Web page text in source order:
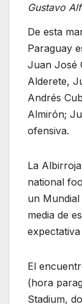
Gustavo
De esta
Paraguay
Juan José
Alderete,
Andrés
Almirón;
ofensiva.
La
national
un
media de
El
(hora
Stadium,